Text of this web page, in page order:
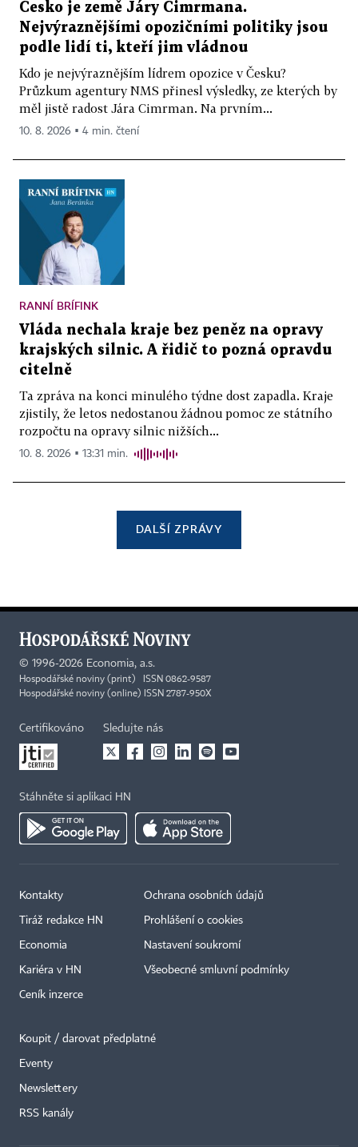
Česko je země Járy Cimrmana.
Nejvýraznějšími opozičními politiky jsou
podle lidí ti, kteří jim vládnou
Kdo je nejvýraznějším lídrem opozice v Česku?
Průzkum agentury NMS přinesl výsledky, ze kterých by
měl jistě radost Jára Cimrman. Na prvním...
10. 8. 2026 ▪ 4 min. čtení
RANNÍ BRÍFINK
Vláda nechala kraje bez peněz na opravy
krajských silnic. A řidič to pozná opravdu
citelně
Ta zpráva na konci minulého týdne dost zapadla. Kraje
zjistily, že letos nedostanou žádnou pomoc ze státního
rozpočtu na opravy silnic nižších...
10. 8. 2026 ▪ 13:31 min.
DALŠÍ ZPRÁVY
© 1996-2026 Economia, a.s.
Hospodářské noviny (print) ISSN 0862-9587
Hospodářské noviny (online) ISSN 2787-950X
Certifikováno Sledujte nás
Stáhněte si aplikaci HN
Kontakty
Tiráž redakce HN
Economia
Kariéra v HN
Ceník inzerce
Ochrana osobních údajů
Prohlášení o cookies
Nastavení soukromí
Všeobecné smluvní podmínky
Koupit / darovat předplatné
Eventy
Newslettery
RSS kanály